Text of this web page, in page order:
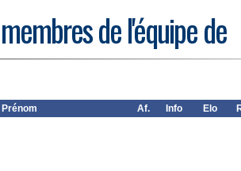
de l'équipe de
Prénom Af. Info Elo